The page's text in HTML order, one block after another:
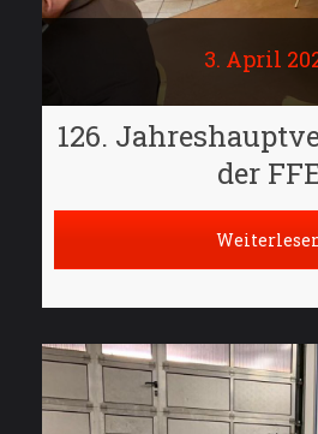
3. April
126.
der